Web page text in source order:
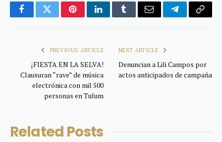
FacebookTwitterPinterestLinkedInTumblrEmail TelegramCopy
PREVIOUS ARTICLE
¡FIESTA EN LA SELVA!
Clausuran “rave” de música
electrónica con mil 500
personas en Tulum
NEXT ARTICLE
Denuncian a Lili Campos por
actos anticipados de campaña
Related Posts